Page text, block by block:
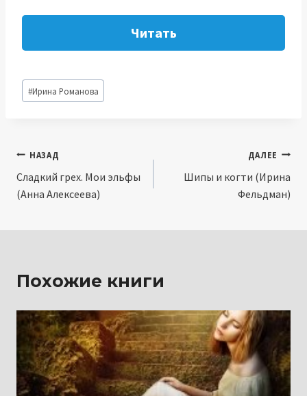
Читать
Метки
записи:
#Ирина Романова
Навигация
по
НАЗАД
Сладкий грех. Мои эльфы
(Анна Алексеева)
ДАЛЕЕ
Шипы и когти (Ирина
Фельдман)
Похожие книги